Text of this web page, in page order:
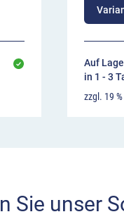
Auf
in 1 - 3
zzgl. 19
Sie unser